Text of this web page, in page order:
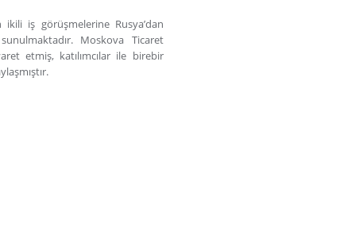
iş görüşmelerine Rusya’dan
Moskova Ticaret
etmiş, katılımcılar ile birebir